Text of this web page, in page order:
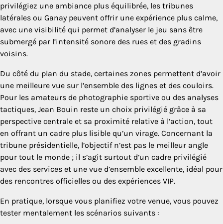
privilégiez une ambiance plus équilibrée, les tribunes
latérales ou Ganay peuvent offrir une expérience plus calme,
avec une visibilité qui permet d’analyser le jeu sans être
submergé par l’intensité sonore des rues et des gradins
voisins.
Du côté du plan du stade, certaines zones permettent d’avoir
une meilleure vue sur l’ensemble des lignes et des couloirs.
Pour les amateurs de photographie sportive ou des analyses
tactiques, Jean Bouin reste un choix privilégié grâce à sa
perspective centrale et sa proximité relative à l’action, tout
en offrant un cadre plus lisible qu’un virage. Concernant la
tribune présidentielle, l’objectif n’est pas le meilleur angle
pour tout le monde ; il s’agit surtout d’un cadre privilégié
avec des services et une vue d’ensemble excellente, idéal pour
des rencontres officielles ou des expériences VIP.
En pratique, lorsque vous planifiez votre venue, vous pouvez
tester mentalement les scénarios suivants :